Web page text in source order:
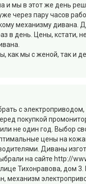
и мы в этот же день
через пару часов
механизму дивана.
в день. Цены, кстати,
как мы с женой, так и
с
покупкой
не один год. Выбор
цены на
Диваны
на сайте http://
Тихонравова, дом
механизм